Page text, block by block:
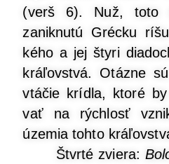
(verš 6). Nuž, toto
zanik­nu­tú Gréc­ku
ké­ho a jej šty­ri
krá­ľov­stvá. Otáz­ne
vtá­čie kríd­la, kto­ré
vať na rých­losť
úze­mia toh­to
Štvr­té zvie­ra: